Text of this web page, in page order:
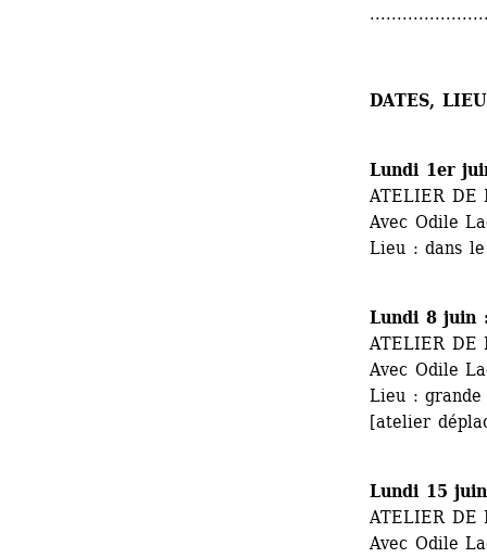
DATES,
Lundi 1er
ATELIER DE
Avec Odile
Lieu : dans
Lundi 8 juin
ATELIER DE
Avec Odile
Lieu : grande
[atelier
Lundi 15
ATELIER DE
Avec Odile